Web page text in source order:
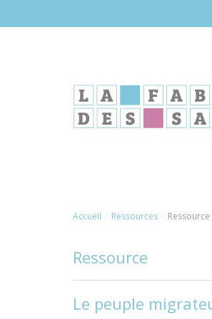
Accueil Ressources Ressource
Ressource
Le peuple